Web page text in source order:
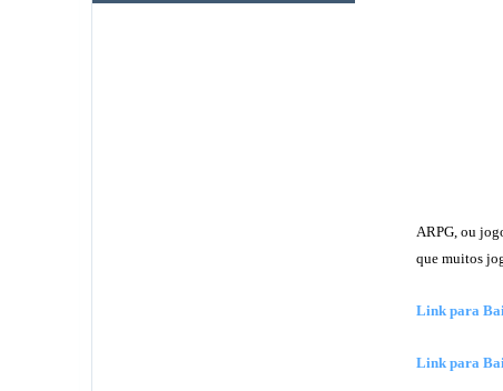
ARPG, ou
que muitos
Link para
Link para